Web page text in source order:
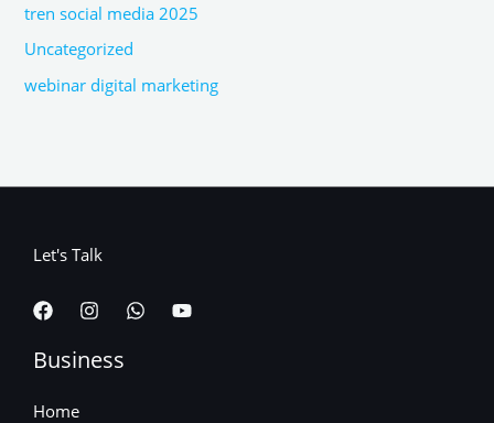
tren social media 2025
Uncategorized
webinar digital marketing
Let's Talk
Business
Home